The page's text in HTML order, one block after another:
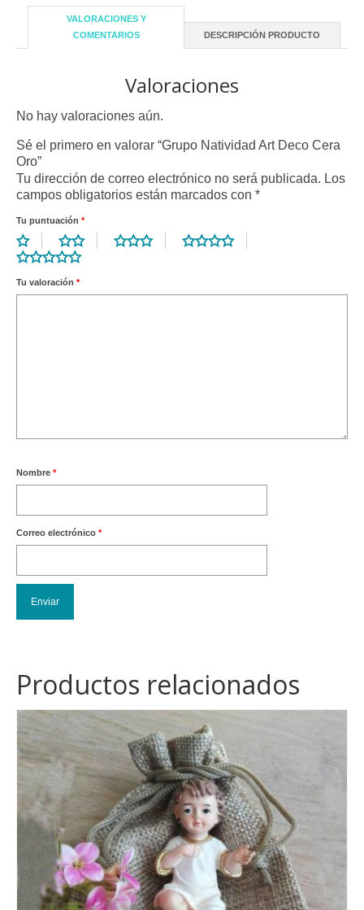
VALORACIONES Y
COMENTARIOS
DESCRIPCIÓN PRODUCTO
Valoraciones
No hay valoraciones aún.
Sé el primero en valorar “Grupo Natividad Art Deco Cera
Oro”
Tu dirección de correo electrónico no será publicada. Los
campos obligatorios están marcados con *
Tu puntuación *
Tu valoración *
Nombre *
Correo electrónico *
Productos relacionados